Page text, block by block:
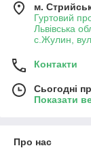
м.
Гуртовий
Львівська
с.Жулин,
Контакти
Сьогодні
Показати
Про нас